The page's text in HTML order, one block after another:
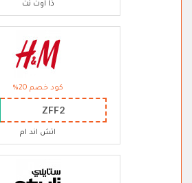
ذا اوت نت
كود خصم 20%
ZFF2
اتش اند ام